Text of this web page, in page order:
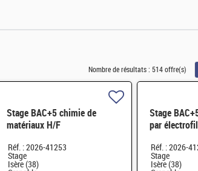
Nombre de résultats : 514 offre(s)
Stage BAC+5 chimie de
matériaux H/F
Réf. : 2026-41253
Stage
Isère (38)
Stage
par
Réf. : 2026-
Stage
Isère (38)